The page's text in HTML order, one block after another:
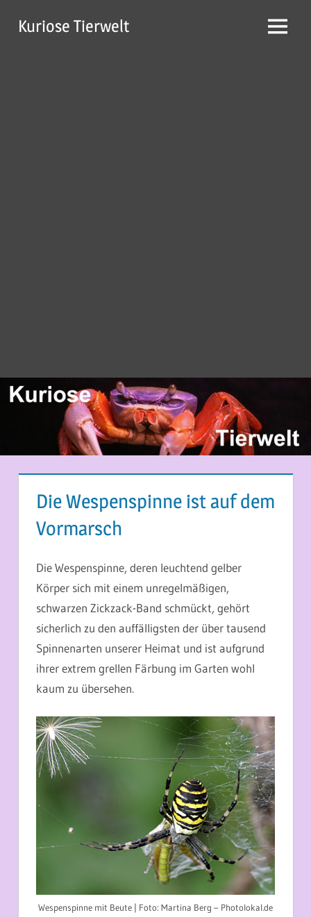
InhaltKuriose Tierwelt Menü
Die Wespenspinne ist auf dem
Vormarsch
Die Wespenspinne, deren leuchtend gelber
Körper sich mit einem unregelmäßigen,
schwarzen Zickzack-Band schmückt, gehört
sicherlich zu den auffälligsten der über tausend
Spinnenarten unserer Heimat und ist aufgrund
ihrer extrem grellen Färbung im Garten wohl
kaum zu übersehen.
Wespenspinne mit Beute | Foto: Martina Berg – Photolokal.de